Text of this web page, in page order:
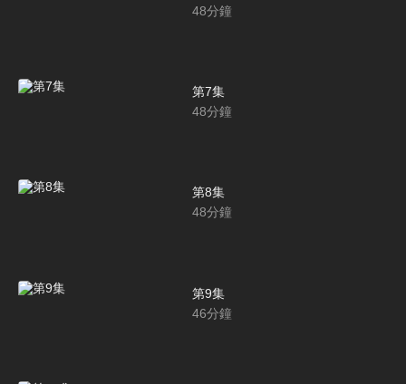
48分鐘
第7集
48分鐘
第8集
48分鐘
第9集
46分鐘